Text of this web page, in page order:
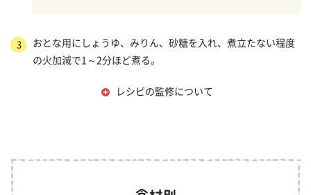
3
おとな用にしょうゆ、みりん、砂糖を入れ、煮立たない程度
の火加減で1～2分ほど煮る。
レシピの監修について